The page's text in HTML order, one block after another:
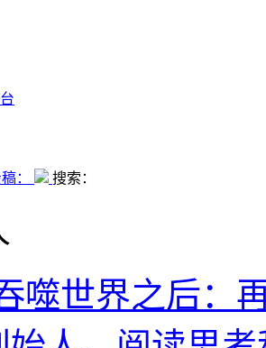
： 搜索：